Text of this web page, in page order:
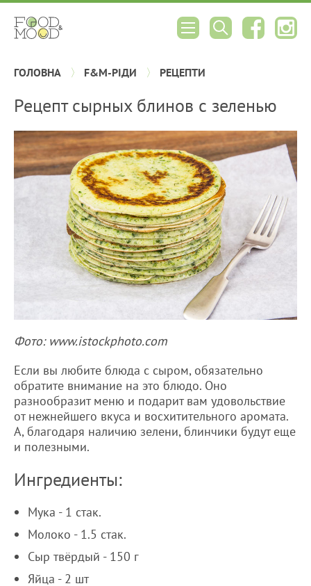
ГОЛОВНА F&M-РІДИ РЕЦЕПТИ
Рецепт сырных блинов с зеленью
Фото: www.istockphoto.com
Если вы любите блюда с сыром, обязательно
обратите внимание на это блюдо. Оно
разнообразит меню и подарит вам удовольствие
от нежнейшего вкуса и восхитительного аромата.
А, благодаря наличию зелени, блинчики будут еще
и полезными.
Ингредиенты:
Мука - 1 стак.
Молоко - 1.5 стак.
Сыр твёрдый - 150 г
Яйца - 2 шт